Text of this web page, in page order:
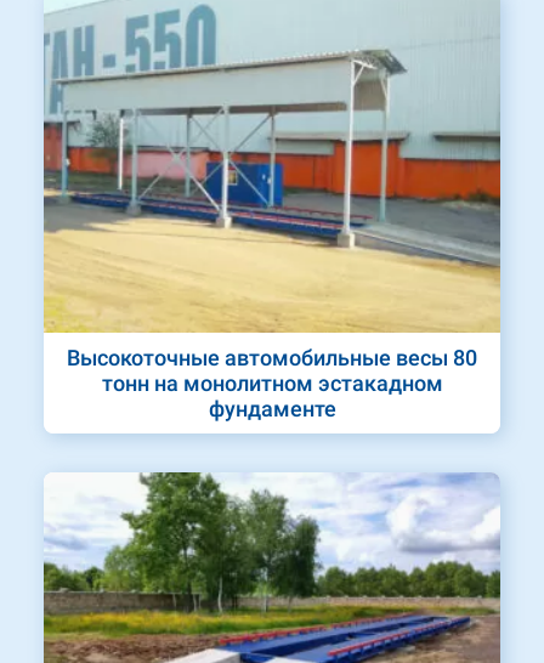
Высокоточные автомобильные весы 80
тонн на монолитном эстакадном
фундаменте